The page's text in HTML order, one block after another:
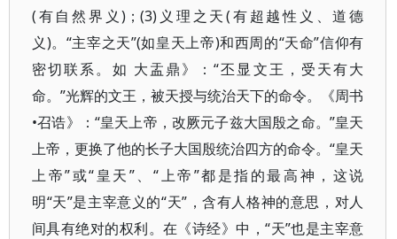
(有自然界义)；(3)义理之天(有超越性义、道德
义)。“主宰之天”(如皇天上帝)和西周的“天命”信仰有
密切联系。如 大盂鼎》：“丕显文王，受天有大
命。”光辉的文王，被天授与统治天下的命令。《周书
•召诰》：“皇天上帝，改厥元子兹大国殷之命。”皇天
上帝，更换了他的长子大国殷统治四方的命令。“皇天
上帝”或“皇天”、“上帝”都是指的最高神，这说
明“天”是主宰意义的“天”，含有人格神的意思，对人
间具有绝对的权利。在《诗经》中，“天”也是主宰意